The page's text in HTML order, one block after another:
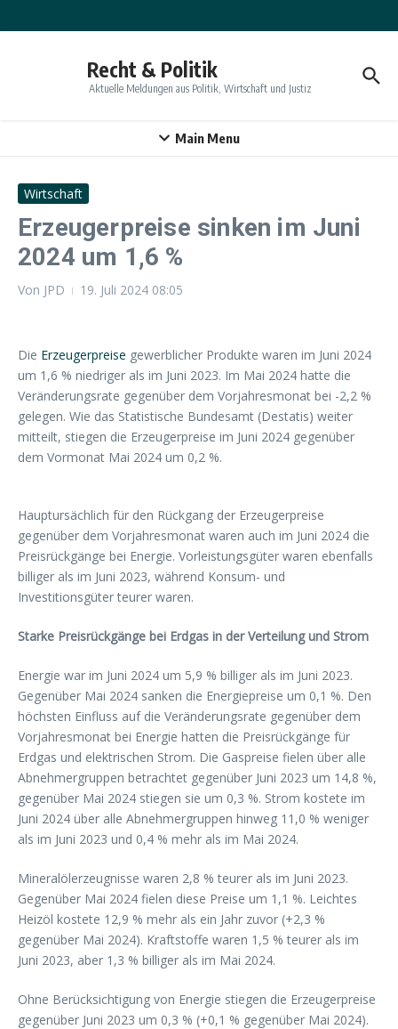
Recht & Politik
Aktuelle Meldungen aus Politik, Wirtschaft und Justiz
Main Menu
Wirtschaft
Erzeugerpreise sinken im Juni
2024 um 1,6 %
Von JPD 19. Juli 2024 08:05
Die Erzeugerpreise gewerblicher Produkte waren im Juni 2024
um 1,6 % niedriger als im Juni 2023. Im Mai 2024 hatte die
Veränderungsrate gegenüber dem Vorjahresmonat bei -2,2 %
gelegen. Wie das Statistische Bundesamt (Destatis) weiter
mitteilt, stiegen die Erzeugerpreise im Juni 2024 gegenüber
dem Vormonat Mai 2024 um 0,2 %.
Hauptursächlich für den Rückgang der Erzeugerpreise
gegenüber dem Vorjahresmonat waren auch im Juni 2024 die
Preisrückgänge bei Energie. Vorleistungsgüter waren ebenfalls
billiger als im Juni 2023, während Konsum- und
Investitionsgüter teurer waren.
Starke Preisrückgänge bei Erdgas in der Verteilung und Strom
Energie war im Juni 2024 um 5,9 % billiger als im Juni 2023.
Gegenüber Mai 2024 sanken die Energiepreise um 0,1 %. Den
höchsten Einfluss auf die Veränderungsrate gegenüber dem
Vorjahresmonat bei Energie hatten die Preisrückgänge für
Erdgas und elektrischen Strom. Die Gaspreise fielen über alle
Abnehmergruppen betrachtet gegenüber Juni 2023 um 14,8 %,
gegenüber Mai 2024 stiegen sie um 0,3 %. Strom kostete im
Juni 2024 über alle Abnehmergruppen hinweg 11,0 % weniger
als im Juni 2023 und 0,4 % mehr als im Mai 2024.
Mineralölerzeugnisse waren 2,8 % teurer als im Juni 2023.
Gegenüber Mai 2024 fielen diese Preise um 1,1 %. Leichtes
Heizöl kostete 12,9 % mehr als ein Jahr zuvor (+2,3 %
gegenüber Mai 2024). Kraftstoffe waren 1,5 % teurer als im
Juni 2023, aber 1,3 % billiger als im Mai 2024.
Ohne Berücksichtigung von Energie stiegen die Erzeugerpreise
gegenüber Juni 2023 um 0,3 % (+0,1 % gegenüber Mai 2024).